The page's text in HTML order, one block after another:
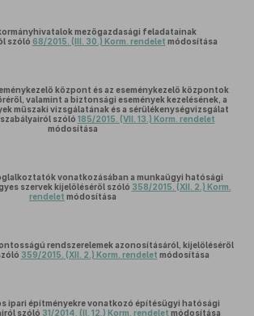
mezőgazdasági feladatainak
szóló 68/2015. (III. 30.) Korm. rendelet módosítása
központ és az eseménykezelő központok
valamint a biztonsági események kezelésének, a
műszaki vizsgálatának és a sérülékenységvizsgálat
szóló 185/2015. (VII. 13.) Korm. rendelet
módosítása
vonatkozásában a munkaügyi hatósági
szervek kijelöléséről szóló 358/2015. (XII. 2.) Korm.
rendelet módosítása
rendszerelemek azonosításáról, kijelöléséről
359/2015. (XII. 2.) Korm. rendelet módosítása
ipari építményekre vonatkozó építésügyi hatósági
szóló 31/2014. (II. 12.) Korm. rendelet módosítása